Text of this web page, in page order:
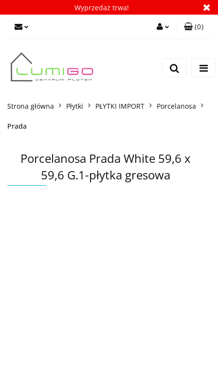
Wyprzedaż trwa!
(0)
Strona główna Płytki PŁYTKI IMPORT Porcelanosa
Prada
Porcelanosa Prada White 59,6 x
59,6 G.1-płytka gresowa